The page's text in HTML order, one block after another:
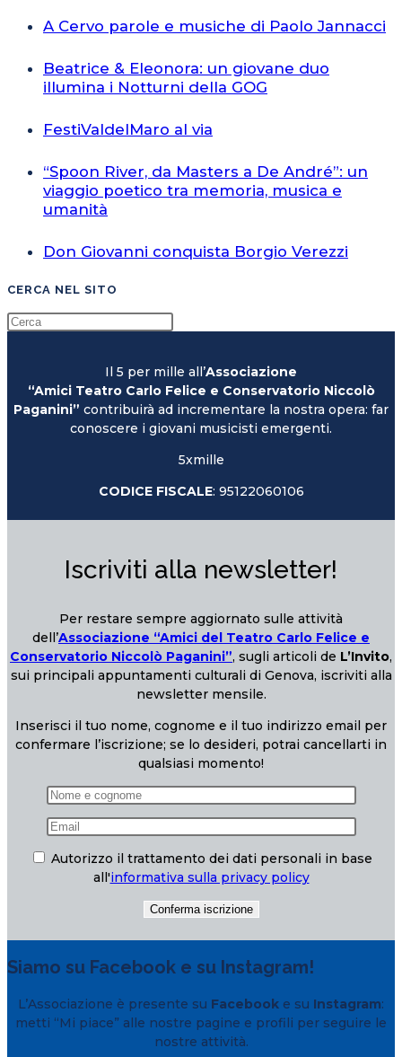
A Cervo parole e musiche di Paolo Jannacci
Beatrice & Eleonora: un giovane duo
illumina i Notturni della GOG
FestiValdelMaro al via
“Spoon River, da Masters a De André”: un
viaggio poetico tra memoria, musica e
umanità
Don Giovanni conquista Borgio Verezzi
CERCA NEL SITO
Il 5 per mille all’Associazione
“Amici Teatro Carlo Felice e Conservatorio Niccolò
Paganini” contribuirà ad incrementare la nostra opera: far
conoscere i giovani musicisti emergenti.
5xmille
CODICE FISCALE: 95122060106
Iscriviti alla newsletter!
Per restare sempre aggiornato sulle attività
dell’Associazione “Amici del Teatro Carlo Felice e
Conservatorio Niccolò Paganini”, sugli articoli de L’Invito,
sui principali appuntamenti culturali di Genova, iscriviti alla
newsletter mensile.
Inserisci il tuo nome, cognome e il tuo indirizzo email per
confermare l’iscrizione; se lo desideri, potrai cancellarti in
qualsiasi momento!
Autorizzo il trattamento dei dati personali in base
all'informativa sulla privacy policy
Siamo su Facebook e su Instagram!
L’Associazione è presente su Facebook e su Instagram:
metti “Mi piace” alle nostre pagine e profili per seguire le
nostre attività.